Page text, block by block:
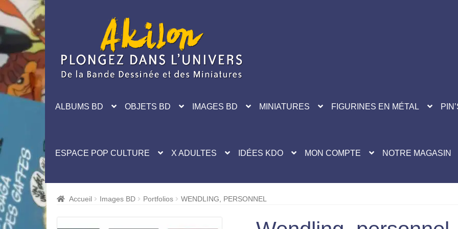
navigation
ALBUMS BD OBJETS BD IMAGES BD MINIATURES FIGURINES EN MÉTAL
ESPACE POP CULTURE X ADULTES IDÉES KDO MON COMPTE NOTRE MAGASIN
Accueil Images BD Portfolios WENDLING, PERSONNEL